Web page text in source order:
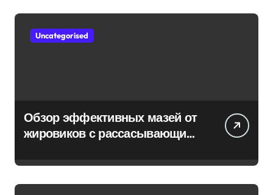
Uncategorised
Обзор эффективных мазей от
жировиков с рассасывающим